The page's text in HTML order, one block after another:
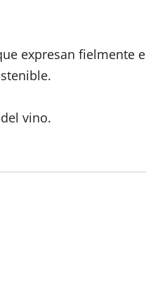
expresan fielmente
vino.